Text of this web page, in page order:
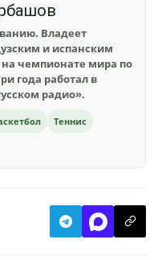
Владеет
и испанским
чемпионате мира по
года работал в
радио».
Теннис